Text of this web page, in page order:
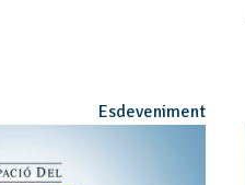
Esdeveniment